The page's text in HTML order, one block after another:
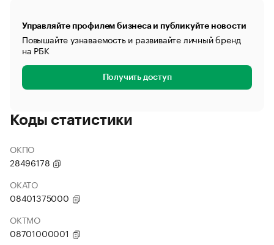
Управляйте профилем бизнеса и публикуйте новости
Повышайте узнаваемость и развивайте личный бренд
на РБК
Получить доступ
Коды статистики
ОКПО
28496178
ОКАТО
08401375000
ОКТМО
08701000001